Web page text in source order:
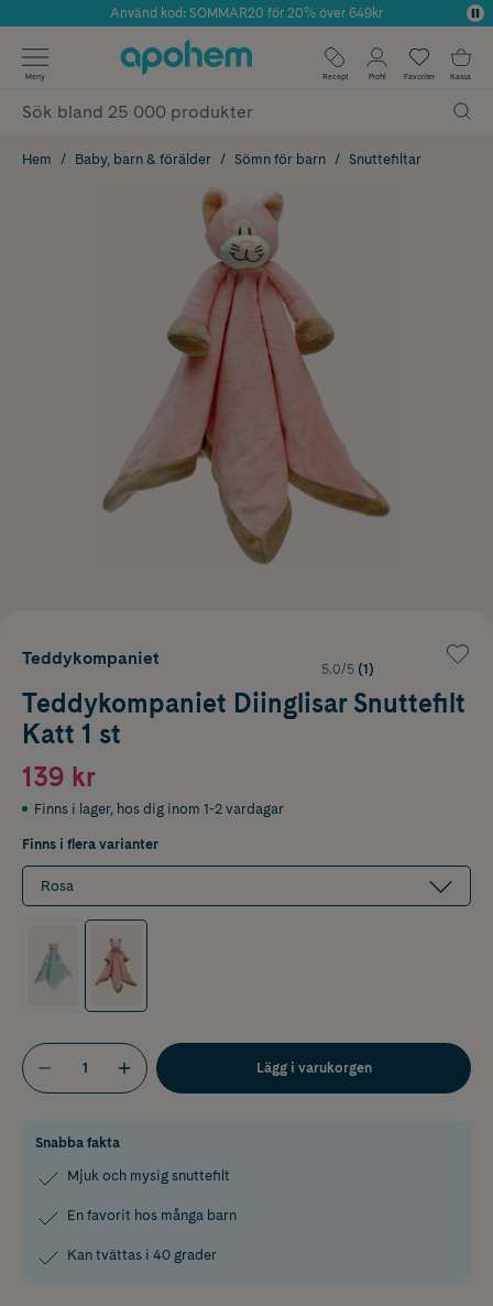
Årets Butik 2025 inom Skönhet
Använd kod: SOMMAR20 för 20% över 649kr
✓ Fri frakt
✓ Poäng på alla köp*
Meny Recept Profil Favoriter Kassa
Hem Baby, barn & förälder Sömn för barn Snuttefiltar
Teddykompaniet
5.0/5 (1)
Teddykompaniet Diinglisar Snuttefilt
Katt 1 st
139 kr
Finns i lager, hos dig inom 1-2 vardagar
Finns i flera varianter
Rosa
Lägg i varukorgen
Snabba fakta
Mjuk och mysig snuttefilt
En favorit hos många barn
Kan tvättas i 40 grader